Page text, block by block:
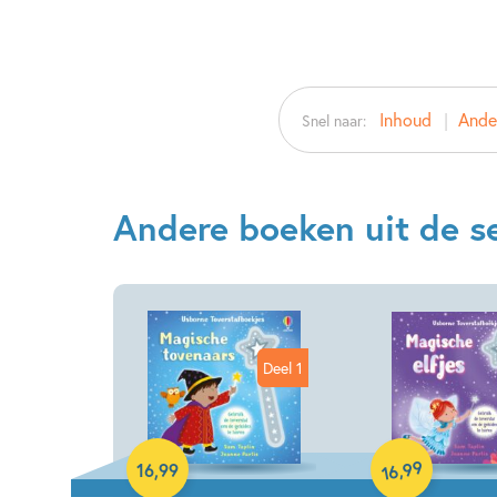
Snel naar: Inhoud
Andere boeken uit de
Deel 1
16,99
Hardcover
16,99
Hardcover